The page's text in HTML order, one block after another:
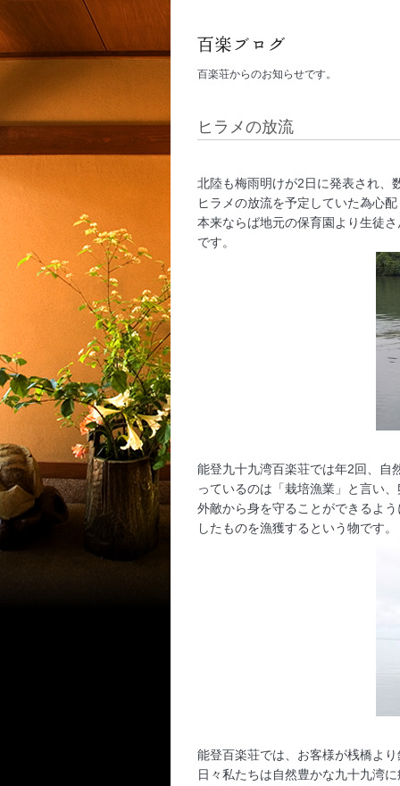
百楽荘からのお知らせです。
ヒラメの放流
北陸も梅雨明けが2日に発表され
ヒラメの放流を予定していた為心
本来ならば地元の保育園より生徒
です。
能登九十九湾百楽荘では年2回、自
っているのは「栽培漁業」と言い
外敵から身を守ることができるよ
したものを漁獲するという物です。
能登百楽荘では、お客様が桟橋よ
日々私たちは自然豊かな九十九湾